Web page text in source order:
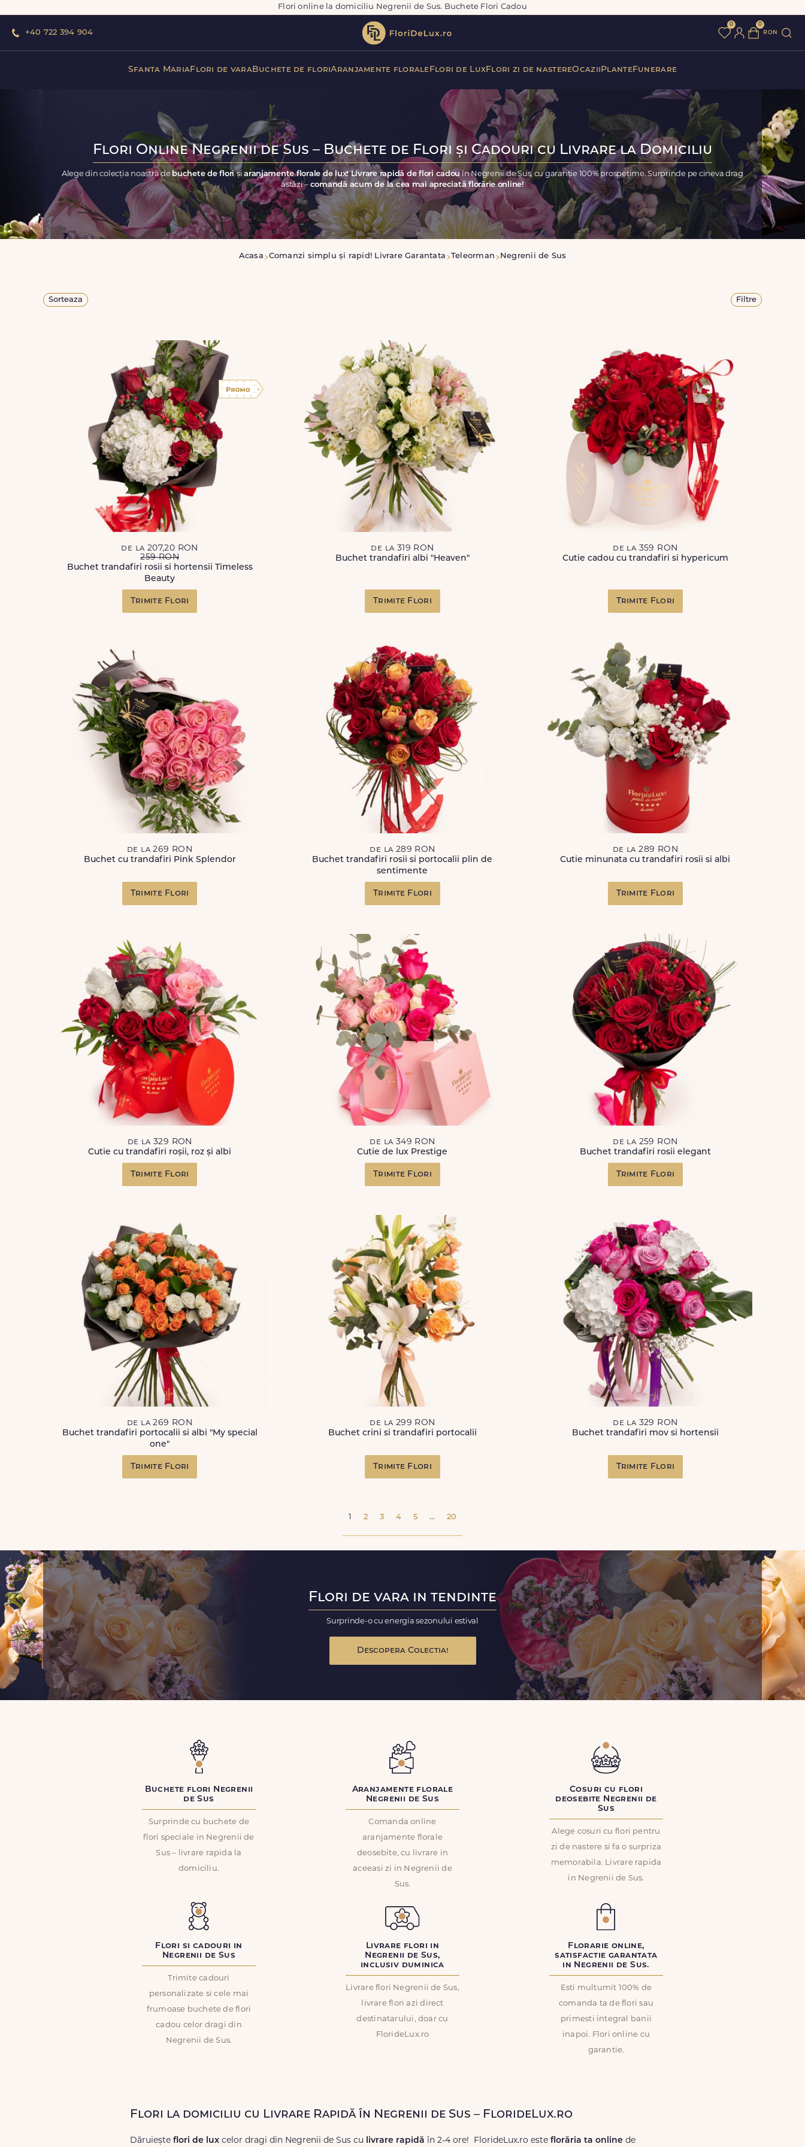
Flori online la domiciliu Negrenii de Sus. Buchete Flori Cadou
+40 722 394 904
0 0
ron
Sfanta MariaFlori de varaBuchete de floriAranjamente florale Flori de LuxFlori zi de nastereOcazii PlanteFunerare
Flori Online Negrenii de Sus – Buchete de Flori și Cadouri cu Livrare la Domiciliu
Alege din colecția noastră de buchete de florișiaranjamente florale de lux! Livrare rapidă de flori cadou în Negrenii de Sus, cu garanție 100% prospețime. Surprinde pe cineva drag
astăzi – comandă acum de la cea mai apreciată florărie online!
Acasa Comanzi simplu și rapid! Livrare Garantata Teleorman Negrenii de Sus
Sorteaza Filtre
de la 207,20 RON
259 RON
Buchet trandafiri rosii si hortensii Timeless
Beauty
Trimite Flori
de la 319 RON
Buchet trandafiri albi "Heaven"
Trimite Flori
de la 359 RON
Cutie cadou cu trandafiri si hypericum
Trimite Flori
de la 269 RON
Buchet cu trandafiri Pink Splendor
Trimite Flori
de la 289 RON
Buchet trandafiri rosii si portocalii plin de
sentimente
Trimite Flori
de la 289 RON
Cutie minunata cu trandafiri rosii si albi
Trimite Flori
de la 329 RON
Cutie cu trandafiri roșii, roz și albi
Trimite Flori
de la 349 RON
Cutie de lux Prestige
Trimite Flori
de la 259 RON
Buchet trandafiri rosii elegant
Trimite Flori
de la 269 RON
Buchet trandafiri portocalii si albi "My special
one"
Trimite Flori
de la 299 RON
Buchet crini si trandafiri portocalii
Trimite Flori
de la 329 RON
Buchet trandafiri mov si hortensii
Trimite Flori
1 2 3 4 5 ... 20
Flori de vara in tendinte
Surprinde-o cu energia sezonului estival
Descopera Colectia!
Buchete flori Negrenii
de Sus
Surprinde cu buchete de
flori speciale in Negrenii de
Sus – livrare rapida la
domiciliu.
Aranjamente florale
Negrenii de Sus
Comanda online
aranjamente florale
deosebite, cu livrare in
aceeasi zi in Negrenii de
Sus.
Cosuri cu flori
deosebite Negrenii de
Sus
Alege cosuri cu flori pentru
zi de nastere si fa o surpriza
memorabila. Livrare rapida
in Negrenii de Sus.
Flori si cadouri in
Negrenii de Sus
Trimite cadouri
personalizate si cele mai
frumoase buchete de flori
cadou celor dragi din
Negrenii de Sus.
Livrare flori in
Negrenii de Sus,
inclusiv duminica
Livrare flori Negrenii de Sus,
livrare flori azi direct
destinatarului, doar cu
FlorideLux.ro
Florarie online,
satisfactie garantata
in Negrenii de Sus.
Esti multumit 100% de
comanda ta de flori sau
primesti integral banii
inapoi. Flori online cu
garantie.
Flori la domiciliu cu Livrare Rapidă în Negrenii de Sus – FlorideLux.ro
Dăruiește flori de lux celor dragi din Negrenii de Sus cu livrare rapidă în 2-4 ore! FlorideLux.ro este florăria ta online de